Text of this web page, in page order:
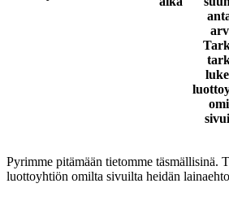
Pyrimme pitämään tietomme täsmällisinä.
luottoyhtiön omilta sivuilta heidän